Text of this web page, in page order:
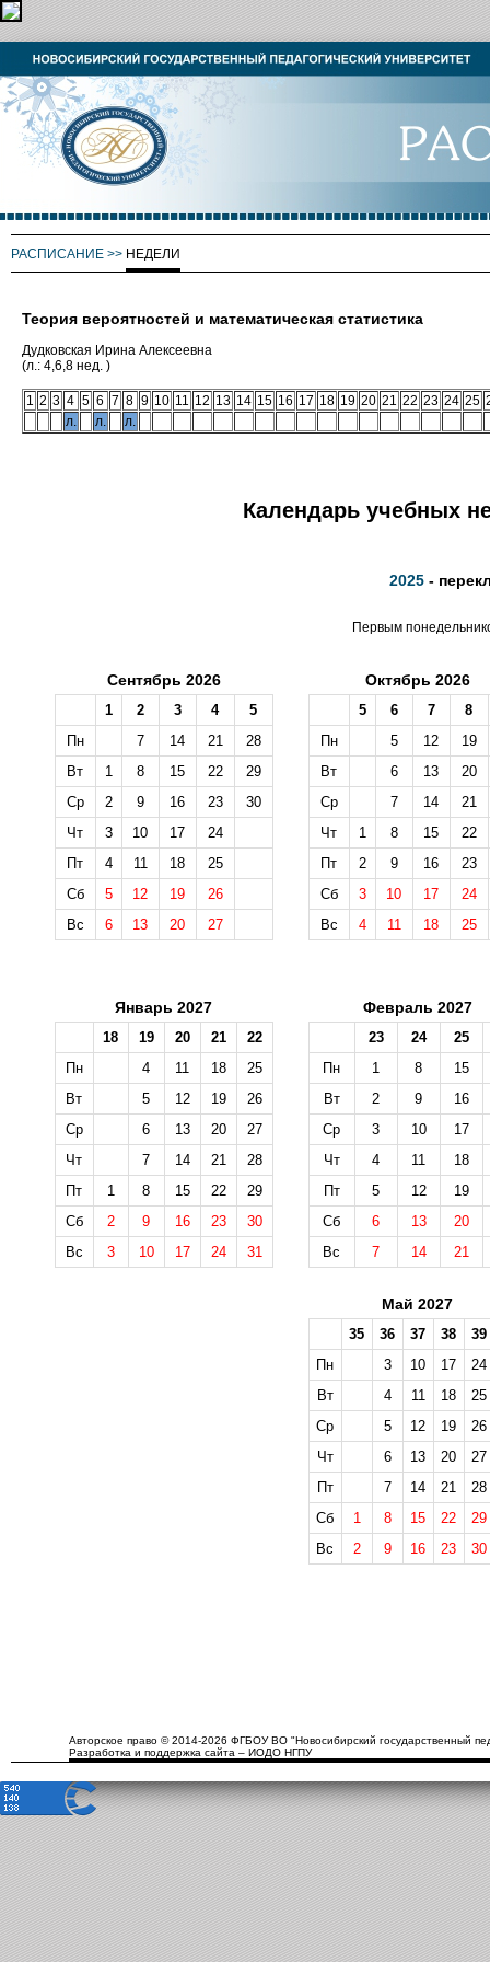
РАСПИСАНИЕ >> НЕДЕЛИ
Теория вероятностей и математическая статистика
Дудковская Ирина Алексеевна
(л.: 4,6,8 нед. )
1 2 3 4 5 6 7 8 9 10 11 12 13 14 15 16 17 18 19 20 21 22 23 24 25
л.
л. л.
Календарь учебных
2025 -
Первым
Сентябрь 2026
1 2 3 4
5
Пн
7 14 21
28
Вт
1 8 15 22
29
Ср
2 9 16 23
30
Чт
3 10 17
24
Пт
4 11 18
25
Сб
5 12 19
26
Вс
6 13 20 27
Октябрь 2026
5 6 7
8
Пн
5 12
19
Вт
6 13
20
Ср
7 14
21
Чт
1 8 15
22
Пт
2 9 16
23
Сб
3 10 17
24
Вс
4 11 18 25
Январь 2027
18 19 20 21
22
Пн
4 11 18
25
Вт
5 12 19
26
Ср
6 13 20
27
Чт
7 14 21
28
Пт
1 8 15 22
29
Сб
2 9 16 23
30
Вс
3 10 17 24 31
Февраль 2027
23 24
25
Пн
1 8
15
Вт
2 9
16
Ср
3 10
17
Чт
4 11
18
Пт
5 12
19
Сб
6 13
20
Вс
7 14 21
Май 2027
35 36 37 38
39
Пн
3 10 17
24
Вт
4 11 18
25
Ср
5 12 19
26
Чт
6 13 20
27
Пт
7 14 21
28
Сб
1 8 15 22
29
Вс
2 9 16 23 30
Авторское право © 2014-2026 ФГБОУ ВО "Новосибирский государственный
Разработка и поддержка сайта – ИОДО НГПУ